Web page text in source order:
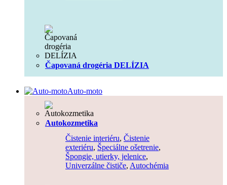
Čapovaná drogéria DELÍZIA
Auto-moto
Autokozmetika
Čistenie interiéru, Čistenie
exteriéru, Špeciálne ošetrenie,
Špongie, utierky, jelenice,
Univerzálne čističe, Autochémia